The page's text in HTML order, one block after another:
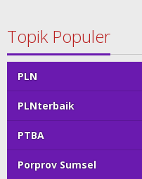
Topik Populer
PLN
PLNterbaik
PTBA
Porprov Sumsel